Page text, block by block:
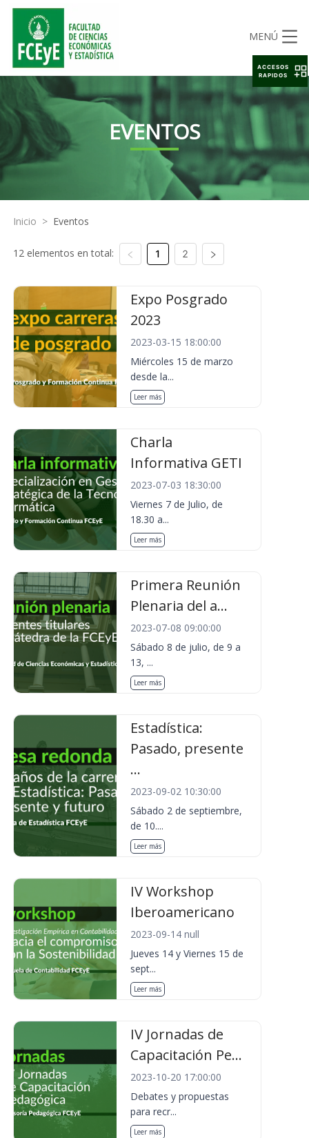
MENÚ
EVENTOS
Inicio > Eventos
12 elementos en total: 1 2
Expo Posgrado
2023
2023-03-15 18:00:00
Miércoles 15 de marzo
desde la...
Leer más
Charla
Informativa GETI
2023-07-03 18:30:00
Viernes 7 de Julio, de
18.30 a...
Leer más
Primera Reunión
Plenaria del a...
2023-07-08 09:00:00
Sábado 8 de julio, de 9 a
13, ...
Leer más
Estadística:
Pasado, presente
...
2023-09-02 10:30:00
Sábado 2 de septiembre,
de 10....
Leer más
IV Workshop
Iberoamericano
2023-09-14 null
Jueves 14 y Viernes 15 de
sept...
Leer más
IV Jornadas de
Capacitación Pe...
2023-10-20 17:00:00
Debates y propuestas
para recr...
Leer más
ACCESOS
RAPIDOS